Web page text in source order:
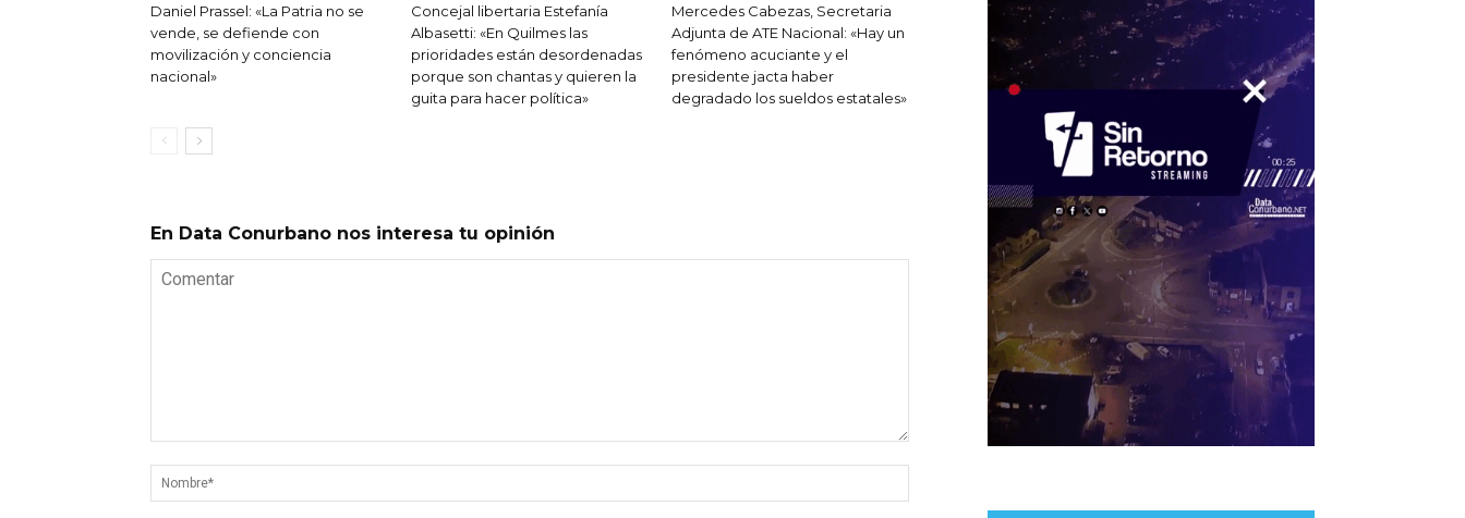
Daniel Prassel: «La Patria no se
vende, se defiende con
movilización y conciencia
nacional»
Concejal libertaria Estefanía
Albasetti: «En Quilmes las
prioridades están desordenadas
porque son chantas y quieren la
guita para hacer política»
Mercedes Cabezas, Secretaria
Adjunta de ATE Nacional: «Hay un
fenómeno acuciante y el
presidente jacta haber
degradado los sueldos estatales»
En Data Conurbano nos interesa tu opinión